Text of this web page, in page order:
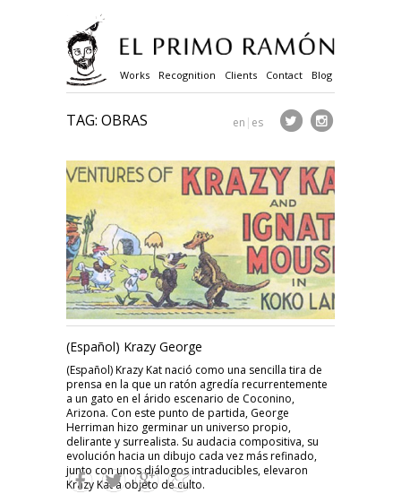
Works Recognition Clients Contact Blog
TAG: OBRAS en | es
(Español) Krazy George
(Español) Krazy Kat nació como una sencilla tira de
prensa en la que un ratón agredía recurrentemente
a un gato en el árido escenario de Coconino,
Arizona. Con este punto de partida, George
Herriman hizo germinar un universo propio,
delirante y surrealista. Su audacia compositiva, su
evolución hacia un dibujo cada vez más refinado,
junto con unos diálogos intraducibles, elevaron
Krazy Kat a objeto de culto.